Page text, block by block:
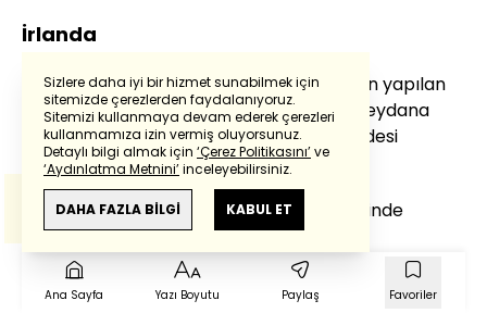
İrlanda
İrlanda Dışişleri Bakanlığının X hesabından yapılan
paylaşımda, "İrlanda bugün Türkiye'de meydana
gelen ölümcül saldırıyı kınamaktadır." ifadesi
kullanıldı.
Paylaşımda, Türk halkına başsağlığı dileğinde
bulunuldu.
"Fransa Türkiye'yle dayanışma içinde"
Ana Sayfa Yazı Boyutu Paylaş Favoriler
Sizlere daha iyi bir hizmet sunabilmek için
sitemizde çerezlerden faydalanıyoruz.
Sitemizi kullanmaya devam ederek çerezleri
kullanmamıza izin vermiş oluyorsunuz.
Detaylı bilgi almak için ‘Çerez Politikasını’ve
‘Aydınlatma Metnini’inceleyebilirsiniz.
DAHA FAZLA BİLGİ KABUL ET
Powered by Translate
Bu çevirideGoogle Transletekullanılmıştır.
Anlam ve çeviri hatalarından
haberturk.com
sorumlu değildir.